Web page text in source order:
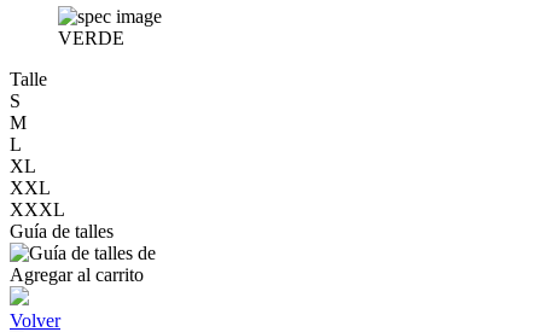
VERDE
Talle
S
M
L
XL
XXL
XXXL
Guía de talles
Agregar al carrito
Volver